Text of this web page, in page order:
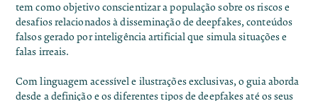
tem como objetivo conscientizar a população sobre os riscos e
desafios relacionados à disseminação de deepfakes, conteúdos
falsos gerado por inteligência artificial que simula situações e
falas irreais.
Com linguagem acessível e ilustrações exclusivas, o guia aborda
desde a definição e os diferentes tipos de deepfakes até os seus